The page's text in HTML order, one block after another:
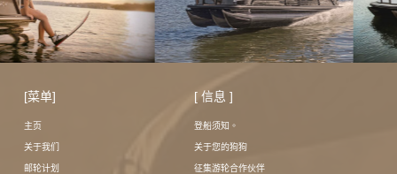
[菜单]
主页
关于我们
邮轮计划
[ 信息 ]
登船须知。
关于您的狗狗
征集游轮合作伙伴